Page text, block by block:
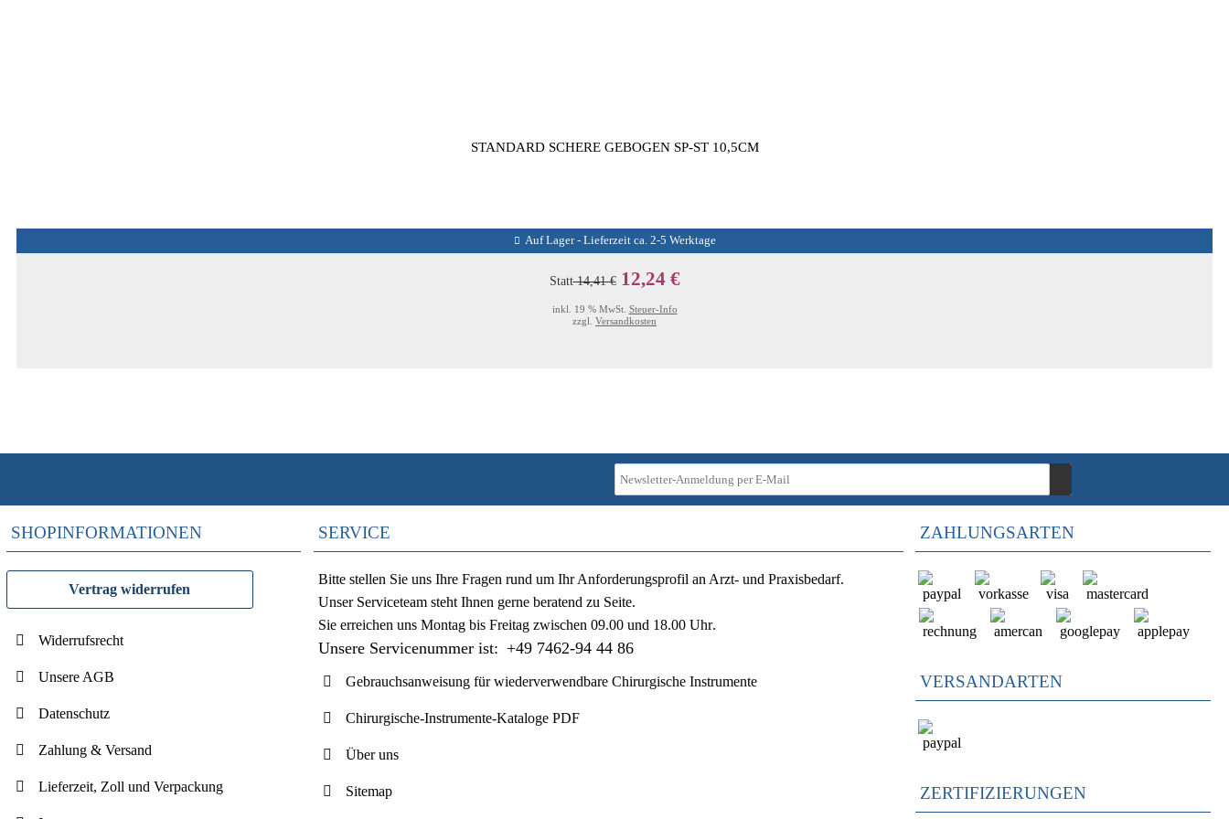
STANDARD SCHERE GEBOGEN SP-ST 10,5CM
Auf Lager - Lieferzeit ca. 2-5 Werktage
Statt14,41 € 12,24 €
inkl. 19 % MwSt. Steuer-Info
zzgl. Versandkosten
SHOPINFORMATIONEN
Vertrag widerrufen
Widerrufsrecht
Unsere AGB
Datenschutz
Zahlung & Versand
Lieferzeit, Zoll und Verpackung
SERVICE
Bitte stellen Sie uns Ihre Fragen rund um Ihr Anforderungsprofil an Arzt- und Praxisbedarf.
Unser Serviceteam steht Ihnen gerne beratend zu Seite.
Sie erreichen uns Montag bis Freitag zwischen 09.00 und 18.00 Uhr.
Unsere Servicenummer ist: +49 7462-94 44 86
Gebrauchsanweisung für wiederverwendbare Chirurgische Instrumente
Chirurgische-Instrumente-Kataloge PDF
Über uns
Sitemap
ZAHLUNGSARTEN
VERSANDARTEN
ZERTIFIZIERUNGEN